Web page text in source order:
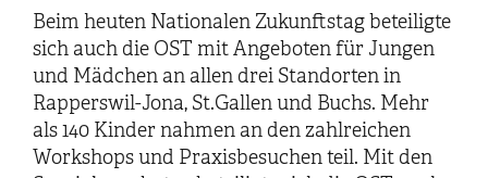
Beim heuten Nationalen Zukunftstag beteiligte
sich auch die OST mit Angeboten für Jungen
und Mädchen an allen drei Standorten in
Rapperswil-Jona, St.Gallen und Buchs. Mehr
als 140 Kinder nahmen an den zahlreichen
Workshops und Praxisbesuchen teil. Mit den